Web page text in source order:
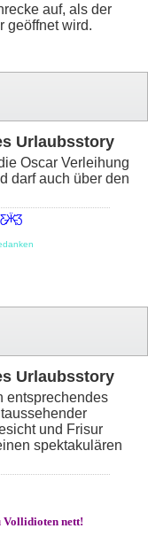
auf, als der
geöffnet wird.
Urlaubsstory
Oscar Verleihung
darf auch über den
Ƹ̵̡Ӝ̵̨̄Ʒ
Urlaubsstory
entsprechendes
und Frisur
spektakulären
Vollidioten nett!